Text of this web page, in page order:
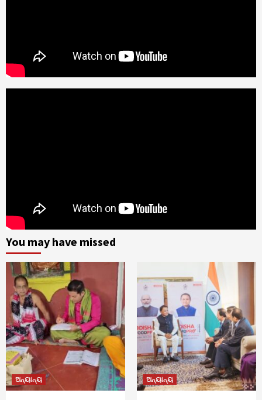
You may have missed
ଅନ୍ୟାନ୍ୟ ଅନ୍ୟାନ୍ୟ